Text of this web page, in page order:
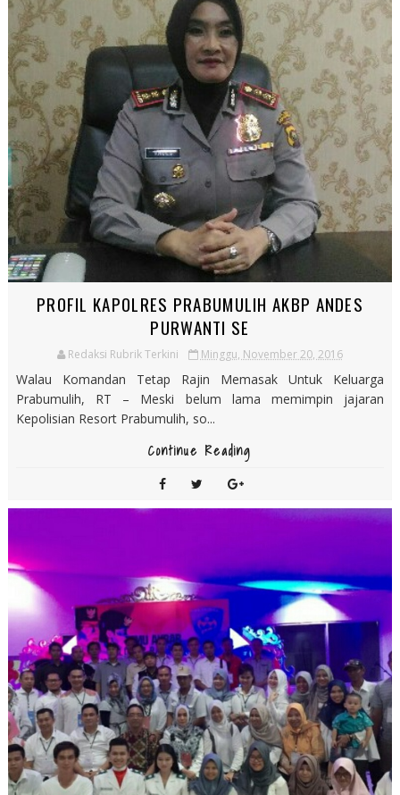
PROFIL KAPOLRES PRABUMULIH AKBP ANDES
PURWANTI SE
Redaksi Rubrik Terkini Minggu, November 20, 2016
Walau Komandan Tetap Rajin Memasak Untuk Keluarga
Prabumulih, RT – Meski belum lama memimpin jajaran
Kepolisian Resort Prabumulih, so...
Continue Reading